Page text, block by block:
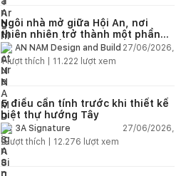
Ngôi nhà mở giữa Hội An, nơi
thiên nhiên trở thành một phần
của cuộc sống
AN NAM Design and Build 27/06/2026,
1lượt thích | 11.222 lượt xem
5 điều cần tính trước khi thiết kế
biệt thự hướng Tây
3A Signature
27/06/2026,
2lượt thích | 12.276 lượt xem